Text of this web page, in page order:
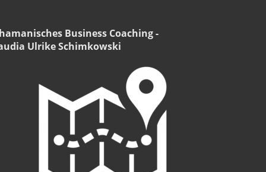
Business Coaching -
Ulrike Schimkowski